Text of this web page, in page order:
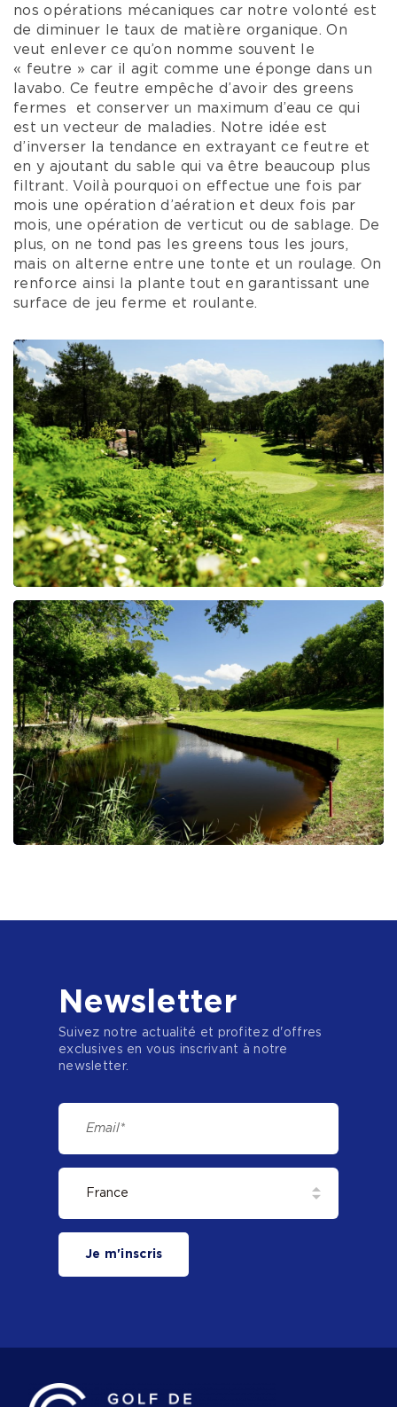
nos opérations mécaniques car notre volonté est
de diminuer le taux de matière organique. On
veut enlever ce qu’on nomme souvent le
« feutre » car il agit comme une éponge dans un
lavabo. Ce feutre empêche d’avoir des greens
fermes et conserver un maximum d’eau ce qui
est un vecteur de maladies. Notre idée est
d’inverser la tendance en extrayant ce feutre et
en y ajoutant du sable qui va être beaucoup plus
filtrant. Voilà pourquoi on effectue une fois par
mois une opération d’aération et deux fois par
mois, une opération de verticut ou de sablage. De
plus, on ne tond pas les greens tous les jours,
mais on alterne entre une tonte et un roulage. On
renforce ainsi la plante tout en garantissant une
surface de jeu ferme et roulante.
Newsletter
Suivez notre actualité et profitez d'offres
exclusives en vous inscrivant à notre
newsletter.
Je m'inscris